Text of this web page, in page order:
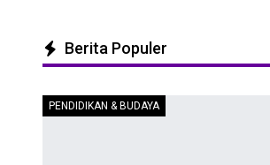
Berita Populer
PENDIDIKAN & BUDAYA